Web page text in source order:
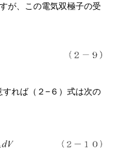
が、この電気双極子の受
れば（２−６）式は次の